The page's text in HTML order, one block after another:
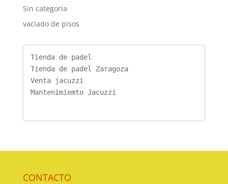
Sin categoría
vaciado de pisos
Tienda de padel
Tienda de padel Zaragoza
Venta jacuzzi
Mantenimiemto Jacuzzi
CONTACTO